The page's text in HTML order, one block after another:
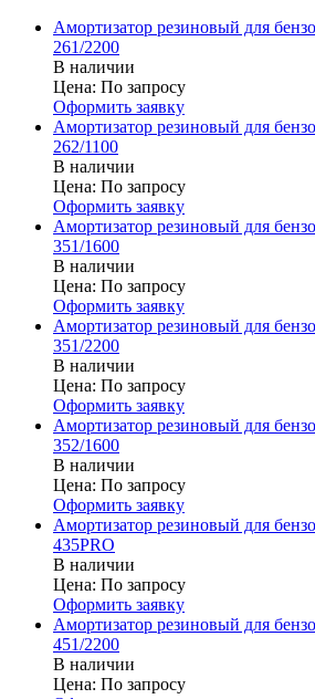
Амортизатор резиновый для
261/2200
В наличии
Цена: По запросу
Оформить заявку
Амортизатор резиновый для
262/1100
В наличии
Цена: По запросу
Оформить заявку
Амортизатор резиновый для
351/1600
В наличии
Цена: По запросу
Оформить заявку
Амортизатор резиновый для
351/2200
В наличии
Цена: По запросу
Оформить заявку
Амортизатор резиновый для
352/1600
В наличии
Цена: По запросу
Оформить заявку
Амортизатор резиновый для
435PRO
В наличии
Цена: По запросу
Оформить заявку
Амортизатор резиновый для
451/2200
В наличии
Цена: По запросу